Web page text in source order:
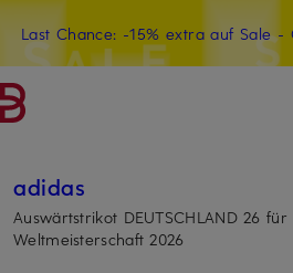
ZUM HAUPTINHALT ÜBERSPRINGEN
Last Chance: -15% extra auf Sale-
15€-Willkommensgutschein mit
adidas
Auswärtstrikot DEUTSCHLAND 26
Weltmeisterschaft 2026